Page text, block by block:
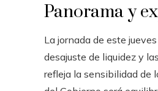
Panorama y
La jornada de este
desajuste de liquidez y
refleja la sensibilidad de